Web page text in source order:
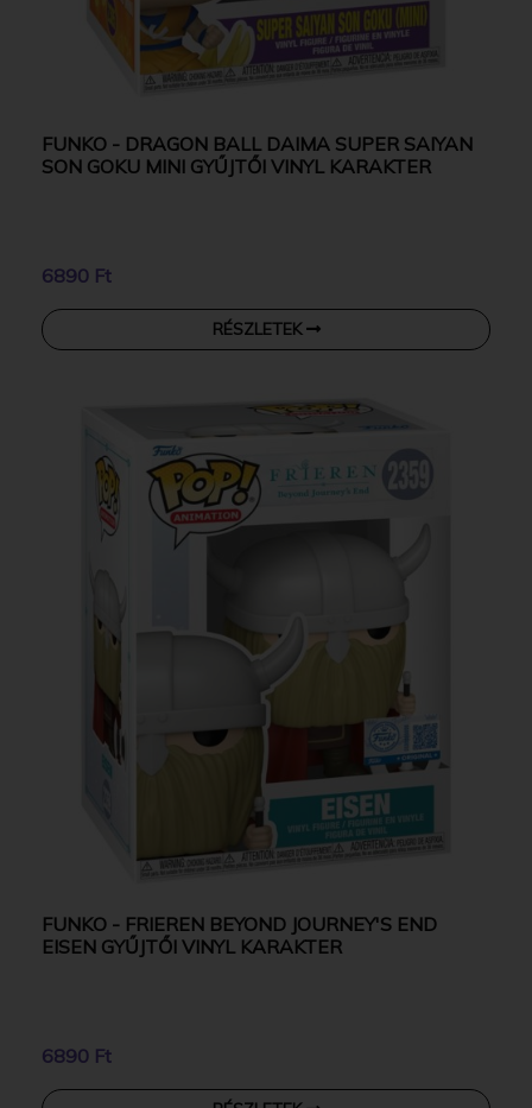
FUNKO - DRAGON BALL DAIMA SUPER SAIYAN
SON GOKU MINI GYŰJTŐI VINYL KARAKTER
6890 Ft
RÉSZLETEK
FUNKO - FRIEREN BEYOND JOURNEY'S END
EISEN GYŰJTŐI VINYL KARAKTER
6890 Ft